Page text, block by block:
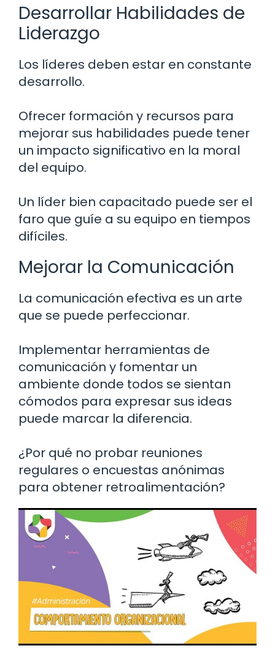
Desarrollar Habilidades de
Liderazgo
Los líderes deben estar en constante
desarrollo.
Ofrecer formación y recursos para
mejorar sus habilidades puede tener
un impacto significativo en la moral
del equipo.
Un líder bien capacitado puede ser el
faro que guíe a su equipo en tiempos
difíciles.
Mejorar la Comunicación
La comunicación efectiva es un arte
que se puede perfeccionar.
Implementar herramientas de
comunicación y fomentar un
ambiente donde todos se sientan
cómodos para expresar sus ideas
puede marcar la diferencia.
¿Por qué no probar reuniones
regulares o encuestas anónimas
para obtener retroalimentación?